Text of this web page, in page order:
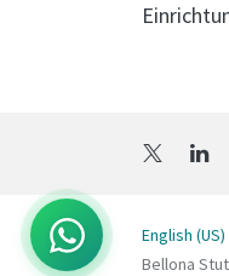
Bellona
English (US)